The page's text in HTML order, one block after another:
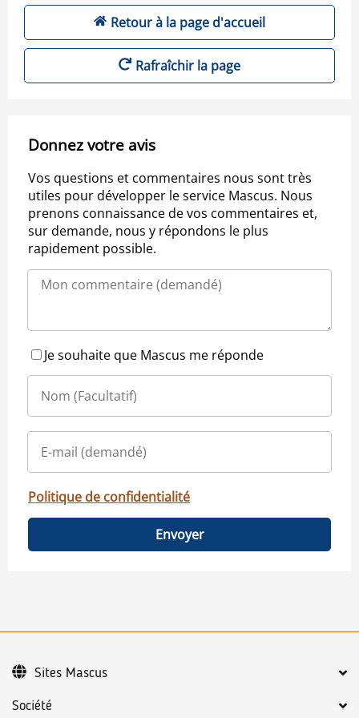
Retour à la page d'accueil
Rafraîchir la page
Donnez votre avis
Vos questions et commentaires nous sont très
utiles pour développer le service Mascus. Nous
prenons connaissance de vos commentaires et,
sur demande, nous y répondons le plus
rapidement possible.
Je souhaite que Mascus me réponde
Politique de confidentialité
Envoyer
Société
Sites Mascus